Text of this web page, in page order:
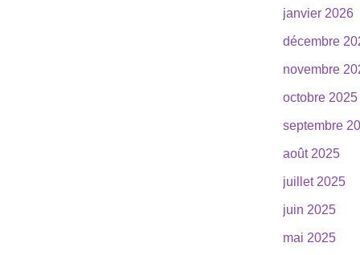
janvier 2026
décembre
novembre
octobre 2025
septembre
août 2025
juillet 2025
juin 2025
mai 2025